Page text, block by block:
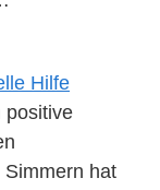
Hilfe
positive
Simmern hat